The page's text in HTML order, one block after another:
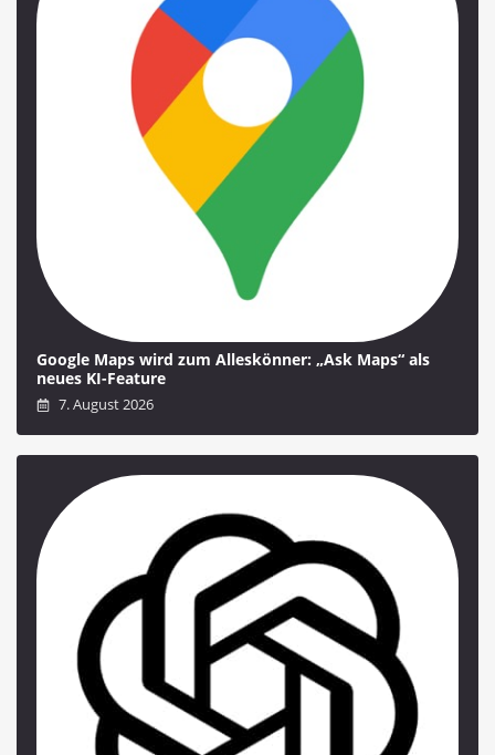
Google Maps wird zum Alleskönner: „Ask Maps“ als
neues KI-Feature
7. August 2026